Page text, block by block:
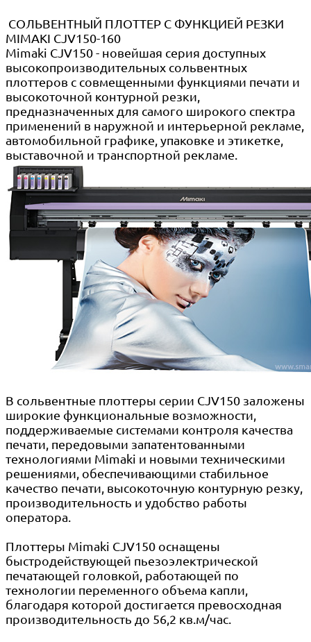
СОЛЬВЕНТНЫЙ ПЛОТТЕР С ФУНКЦИЕЙ РЕЗКИ
MIMAKI СJV150-160
Mimaki CJV150 - новейшая серия доступных
высокопроизводительных сольвентных
плоттеров с совмещенными функциями печати и
высокоточной контурной резки,
предназначенных для самого широкого спектра
применений в наружной и интерьерной рекламе,
автомобильной графике, упаковке и этикетке,
выставочной и транспортной рекламе.
В сольвентные плоттеры серии CJV150 заложены
широкие функциональные возможности,
поддерживаемые системами контроля качества
печати, передовыми запатентованными
технологиями Mimaki и новыми техническими
решениями, обеспечивающими стабильное
качество печати, высокоточную контурную резку,
производительность и удобство работы
оператора.
Плоттеры Mimaki CJV150 оснащены
быстродействующей пьезоэлектрической
печатающей головкой, работающей по
технологии переменного объема капли,
благодаря которой достигается превосходная
производительность до 56,2 кв.м/час.